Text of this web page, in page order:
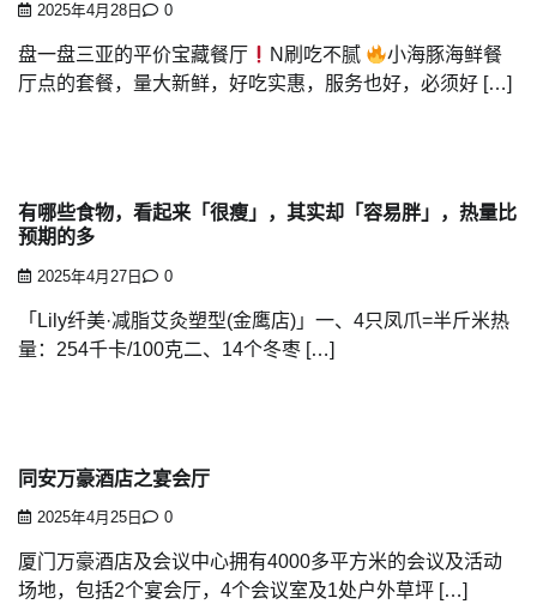
2025年4月28日 0
盘一盘三亚的平价宝藏餐厅 N刷吃不腻
小海豚海鲜餐
厅点的套餐，量大新鲜，好吃实惠，服务也好，必须好 […]
有哪些食物，看起来「很瘦」，其实却「容易胖」，热量比
预期的多
2025年4月27日 0
「Lily纤美·减脂艾灸塑型(金鹰店)」一、4只凤爪=半斤米热
量：254千卡/100克二、14个冬枣 […]
同安万豪酒店之宴会厅
2025年4月25日 0
厦门万豪酒店及会议中心拥有4000多平方米的会议及活动
场地，包括2个宴会厅，4个会议室及1处户外草坪 […]